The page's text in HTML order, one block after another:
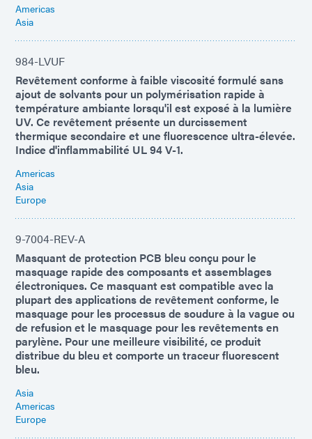
Americas
Asia
984-LVUF
Revêtement conforme à faible viscosité formulé sans
ajout de solvants pour un polymérisation rapide à
température ambiante lorsqu'il est exposé à la lumière
UV. Ce revêtement présente un durcissement
thermique secondaire et une fluorescence ultra-élevée.
Indice d'inflammabilité UL 94 V-1.
Americas
Asia
Europe
9-7004-REV-A
Masquant de protection PCB bleu conçu pour le
masquage rapide des composants et assemblages
électroniques. Ce masquant est compatible avec la
plupart des applications de revêtement conforme, le
masquage pour les processus de soudure à la vague ou
de refusion et le masquage pour les revêtements en
parylène. Pour une meilleure visibilité, ce produit
distribue du bleu et comporte un traceur fluorescent
bleu.
Asia
Americas
Europe